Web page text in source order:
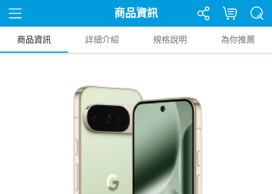
商品資訊
商品資訊 詳細介紹 規格說明 為你推薦